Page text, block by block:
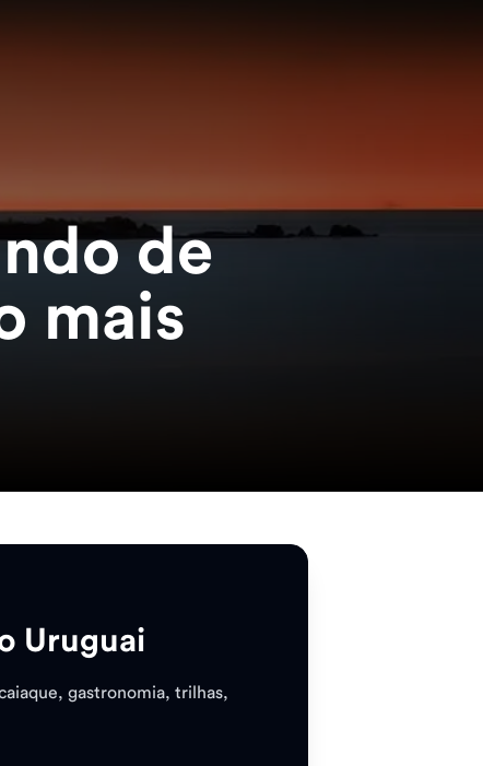
de
mais
Uruguai
gastronomia, trilhas,